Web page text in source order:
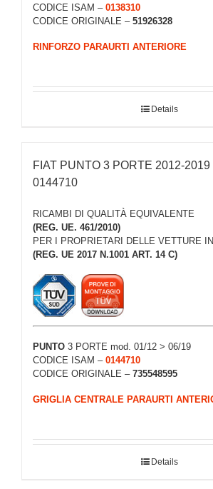
CODICE ISAM – 0138310
CODICE ORIGINALE – 51926328
RINFORZO PARAURTI ANTERIORE
Details
FIAT PUNTO 3 PORTE 2012-
0144710
RICAMBI DI QUALITÀ EQUIVALENTE
(REG. UE. 461/2010)
PER I PROPRIETARI DELLE VETTURE
(REG. UE 2017 N.1001 ART. 14 C)
PUNTO 3 PORTE mod. 01/12 > 06/19
CODICE ISAM – 0144710
CODICE ORIGINALE – 735548595
GRIGLIA CENTRALE PARAURTI
Details